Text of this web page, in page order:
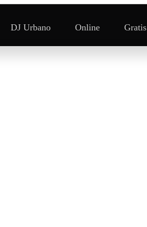
DJ Urbano Online Gratis